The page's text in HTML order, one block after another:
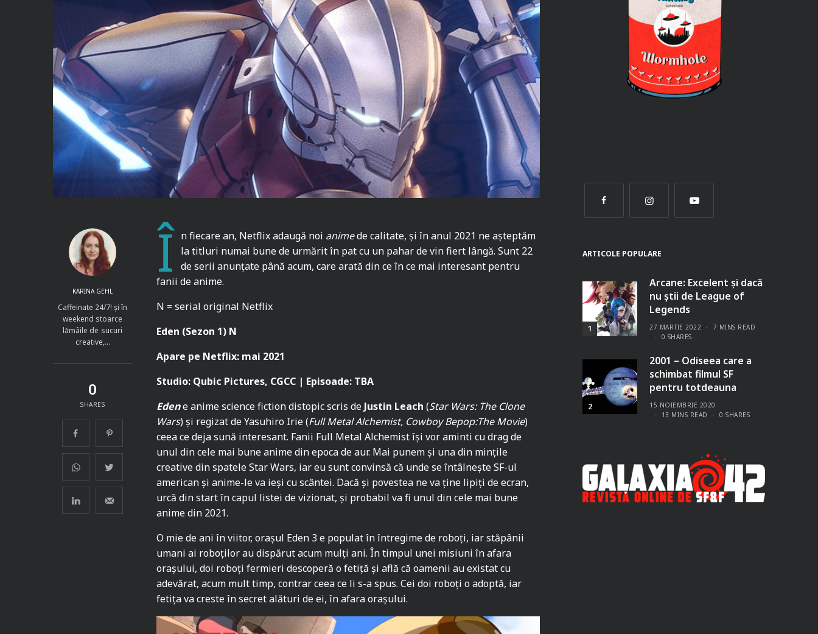
KARINA GEHL
Caffeinate 24/7! și în
weekend stoarce
lămâile de sucuri
creative,…
0
SHARES
Î n fiecare an, Netflix adaugă noi animede calitate, și în anul 2021 ne așteptăm
la titluri numai bune de urmărit în pat cu un pahar de vin fiert lângă. Sunt 22
de serii anunțate până acum, care arată din ce în ce mai interesant pentru
fanii de anime.
N = serial original Netflix
Eden (Sezon 1) N
Apare pe Netflix: mai 2021
Studio: Qubic Pictures, CGCC | Episoade: TBA
Edene anime science fiction distopic scris de Justin Leach (Star Wars: The Clone
Wars) și regizat de Yasuhiro Irie (Full Metal Alchemist, Cowboy Bepop:The Movie)
ceea ce deja sună interesant. Fanii Full Metal Alchemist își vor aminti cu drag de
unul din cele mai bune anime din epoca de aur. Mai punem și una din mințile
creative din spatele Star Wars, iar eu sunt convinsă că unde se întâlnește SF-ul
american și anime-le va ieși cu scântei. Dacă și povestea ne va ține lipiți de ecran,
urcă din start în capul listei de vizionat, și probabil va fi unul din cele mai bune
anime din 2021.
O mie de ani în viitor, orașul Eden 3 e populat în întregime de roboți, iar stăpânii
umani ai roboților au dispărut acum mulți ani. În timpul unei misiuni în afara
orașului, doi roboți fermieri descoperă o fetiță și află că oamenii au existat cu
adevărat, acum mult timp, contrar ceea ce li s-a spus. Cei doi roboți o adoptă, iar
fetița va creste în secret alături de ei, în afara orașului.
ARTICOLE POPULARE
1
Arcane: Excelent și dacă
nu știi de League of
Legends
27 MARTIE 2022
7 MINS READ
0 SHARES
2
2001 – Odiseea care a
schimbat filmul SF
pentru totdeauna
15 NOIEMBRIE 2020
13 MINS READ
0 SHARES